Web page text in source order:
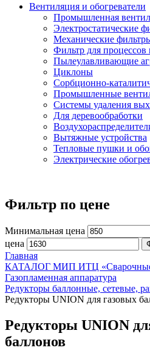
Вентиляция и обогреватели
Промышленная
Электростатические
Механические
Фильтр для процессов
Пылеулавливающие
Циклоны
Сорбционно-
Промышленные
Системы удаления
Для деревообработки
Вытяжные устройства
Тепловые пушки и
Электрические
Фильтр по цене
Минимальная цена
цена
Главная
КАТАЛОГ МИП ИТЦ «Сварочные
Газопламенная аппаратура
Редукторы баллонные, сетевые,
Редукторы UNION для газовых
Редукторы UNION
баллонов